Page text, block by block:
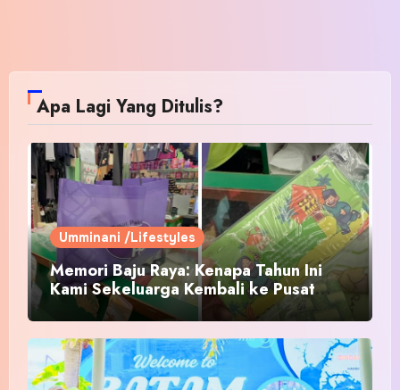
Apa Lagi Yang Ditulis?
Umminani /Lifestyles
Memori Baju Raya: Kenapa Tahun Ini
Kami Sekeluarga Kembali ke Pusat
Pakaian Hari-Hari?